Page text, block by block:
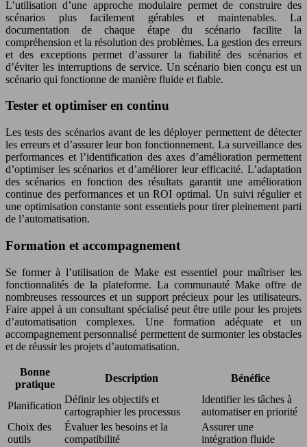
L’utilisation d’une approche modulaire permet de construire des
scénarios plus facilement gérables et maintenables. La
documentation de chaque étape du scénario facilite la
compréhension et la résolution des problèmes. La gestion des erreurs
et des exceptions permet d’assurer la fiabilité des scénarios et
d’éviter les interruptions de service. Un scénario bien conçu est un
scénario qui fonctionne de manière fluide et fiable.
Tester et optimiser en continu
Les tests des scénarios avant de les déployer permettent de détecter
les erreurs et d’assurer leur bon fonctionnement. La surveillance des
performances et l’identification des axes d’amélioration permettent
d’optimiser les scénarios et d’améliorer leur efficacité. L’adaptation
des scénarios en fonction des résultats garantit une amélioration
continue des performances et un ROI optimal. Un suivi régulier et
une optimisation constante sont essentiels pour tirer pleinement parti
de l’automatisation.
Formation et accompagnement
Se former à l’utilisation de Make est essentiel pour maîtriser les
fonctionnalités de la plateforme. La communauté Make offre de
nombreuses ressources et un support précieux pour les utilisateurs.
Faire appel à un consultant spécialisé peut être utile pour les projets
d’automatisation complexes. Une formation adéquate et un
accompagnement personnalisé permettent de surmonter les obstacles
et de réussir les projets d’automatisation.
Bonne
pratique
Description Bénéfice
Planification
Définir les objectifs et
cartographier les processus
Identifier les tâches à
automatiser en priorité
Choix des
outils
Évaluer les besoins et la
compatibilité
Assurer une
intégration fluide